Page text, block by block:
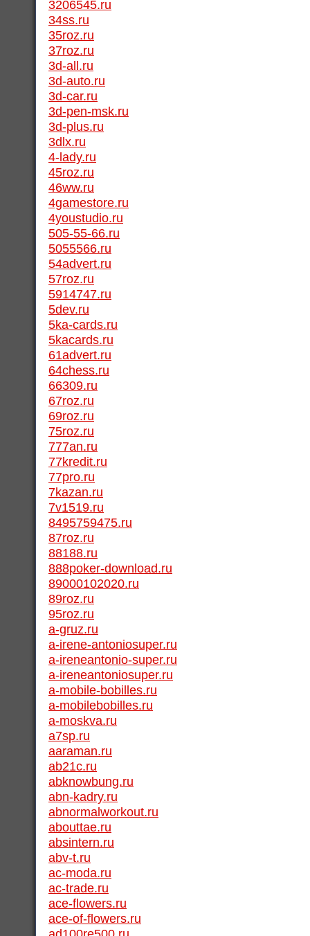
3206545.ru
34ss.ru
35roz.ru
37roz.ru
3d-all.ru
3d-auto.ru
3d-car.ru
3d-pen-msk.ru
3d-plus.ru
3dlx.ru
4-lady.ru
45roz.ru
46ww.ru
4gamestore.ru
4youstudio.ru
505-55-66.ru
5055566.ru
54advert.ru
57roz.ru
5914747.ru
5dev.ru
5ka-cards.ru
5kacards.ru
61advert.ru
64chess.ru
66309.ru
67roz.ru
69roz.ru
75roz.ru
777an.ru
77kredit.ru
77pro.ru
7kazan.ru
7v1519.ru
8495759475.ru
87roz.ru
88188.ru
888poker-download.ru
89000102020.ru
89roz.ru
95roz.ru
a-gruz.ru
a-irene-antoniosuper.ru
a-ireneantonio-super.ru
a-ireneantoniosuper.ru
a-mobile-bobilles.ru
a-mobilebobilles.ru
a-moskva.ru
a7sp.ru
aaraman.ru
ab21c.ru
abknowbung.ru
abn-kadry.ru
abnormalworkout.ru
abouttae.ru
absintern.ru
abv-t.ru
ac-moda.ru
ac-trade.ru
ace-flowers.ru
ace-of-flowers.ru